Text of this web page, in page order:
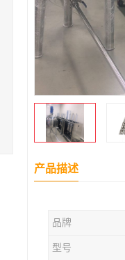
产品描述
品牌
型号